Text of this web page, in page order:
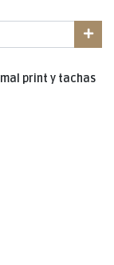
print y tachas